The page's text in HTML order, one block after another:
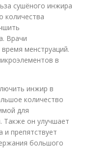
сушёного инжира
количества
Врачи
менструаций.
в
инжир в
количество
для
Также он улучшает
и препятствует
большого